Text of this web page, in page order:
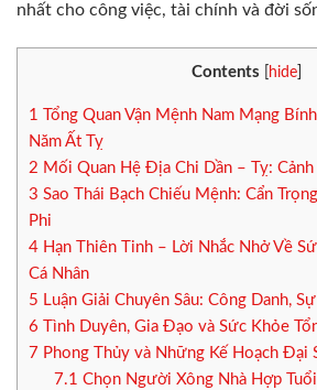
nhất cho công việc, tài chính và đời
Contents hide
1
Tổng Quan Vận Mệnh Nam Mạng
Năm Ất Tỵ
2 Mối Quan Hệ Địa Chi Dần – Tỵ:
3 Sao Thái Bạch Chiếu Mệnh: Cẩn
Phi
4 Hạn Thiên Tinh – Lời Nhắc Nhở Về
Cá Nhân
5 Luận Giải Chuyên Sâu: Công Danh,
6 Tình Duyên, Gia Đạo và Sức Khỏe
7 Phong Thủy và Những Kế Hoạch Đại
7.1 Chọn Người Xông Nhà Hợp